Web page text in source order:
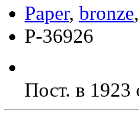
Paper, bronze,
Р-36926
Пост. в 1923